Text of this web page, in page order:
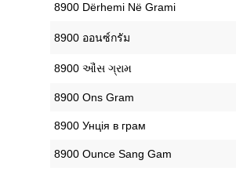
‎8900 Dërhemi Në Grami
‎8900 ออนซ์กรัม
‎8900 ઔંસ ગ્રામ
‎8900 Ons Gram
‎8900 Унція в грам
‎8900 Ounce Sang Gam